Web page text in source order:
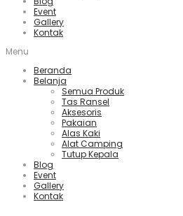
Event
Gallery
Kontak
Menu
Beranda
Belanja
Semua Produk
Tas Ransel
Aksesoris
Pakaian
Alas Kaki
Alat Camping
Tutup Kepala
Blog
Event
Gallery
Kontak